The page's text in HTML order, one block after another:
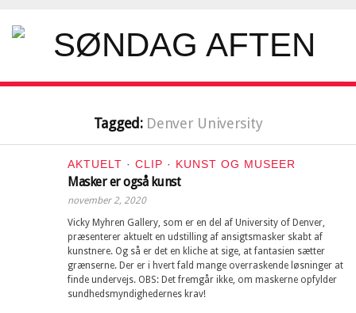
Tagged: Denver University
AKTUELT · CLIP · KUNST OG MUSEER
Masker er også kunst
november 2, 2020
Vicky Myhren Gallery, som er en del af University of Denver,
præsenterer aktuelt en udstilling af ansigtsmasker skabt af
kunstnere. Og så er det en kliche at sige, at fantasien sætter
grænserne. Der er i hvert fald mange overraskende løsninger at
finde undervejs. OBS: Det fremgår ikke, om maskerne opfylder
sundhedsmyndighedernes krav!